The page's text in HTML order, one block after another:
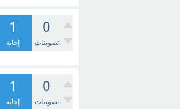
0
تصويتات
1
إجابة
0
تصويتات
1
إجابة